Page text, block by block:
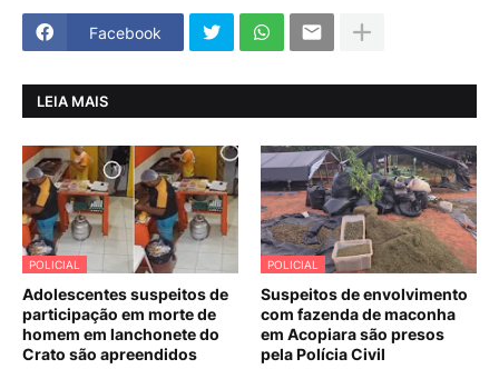
Facebook
LEIA MAIS
POLICIAL
Adolescentes suspeitos de
participação em morte de
homem em lanchonete do
Crato são apreendidos
POLICIAL
Suspeitos de envolvimento
com fazenda de maconha
em Acopiara são presos
pela Polícia Civil